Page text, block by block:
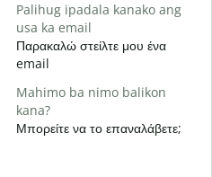
Palihug ipadala kanako ang
usa ka email
Παρακαλώ στείλτε μου ένα
email
Mahimo ba nimo balikon
kana?
Μπορείτε να το επαναλάβετε;